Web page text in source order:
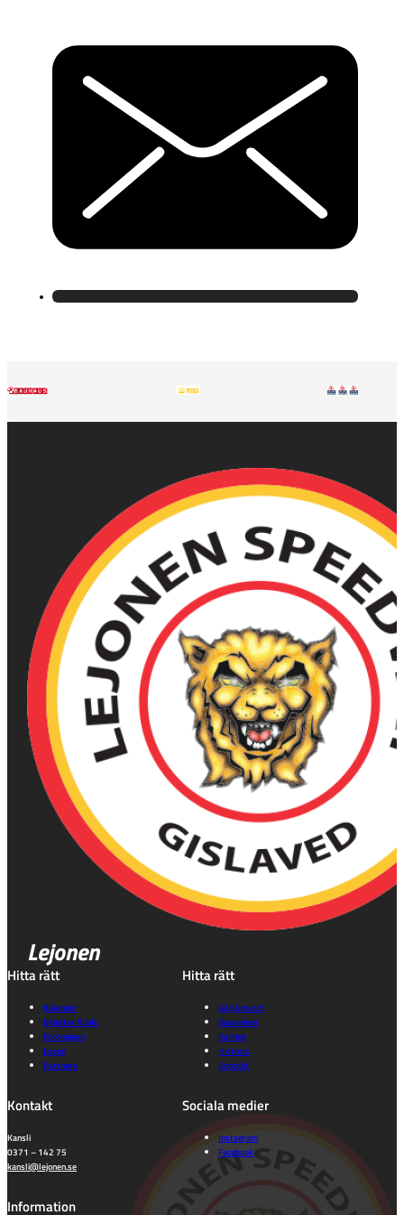
Lejonen
Hitta rätt
Kalender
Biljetter & info
Föreningen
Lagen
Partners
Hitta rätt
Gå på match
Souvenirer
Karting
Historia
Kontakt
Kontakt
Kansli
0371 – 142 75
kansli@lejonen.se
Sociala medier
Instagram
Facebook
Information